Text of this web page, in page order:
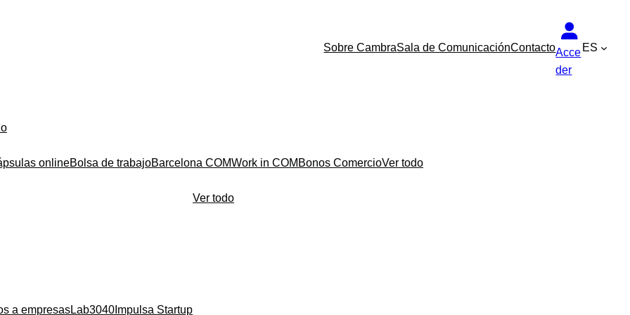
Sobre CambraSala de ComunicaciónContactoAcce
der
ES
onlineBolsa de trabajoBarcelona COMWork in COM Bonos ComercioVer todo
a empresasLab3040 Impulsa Startup
Ver todo